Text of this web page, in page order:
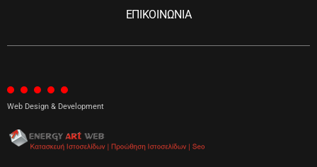
ΕΠΙΚΟΙΝΩΝΙΑ
Web Design & Development